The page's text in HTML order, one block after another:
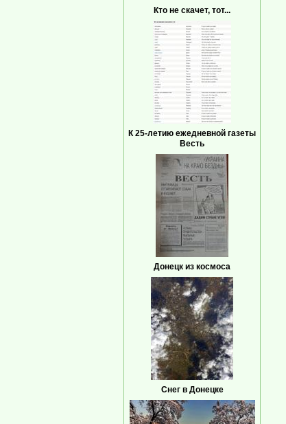
Кто не скачет, тот...
К 25-летию ежедневной газеты
Весть
Донецк из космоса
Снег в Донецке